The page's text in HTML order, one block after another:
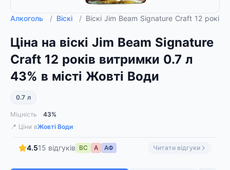
Алкоголь / Віскі / Віскі Jim Beam Signature Craft 12
Ціна на віскі Jim Beam Signature
Craft 12 років витримки 0.7 л
43% в місті Жовті Води
0.7 л
Міцність
43%
📍 Ціни вЖовті Води
4.515 відгуків ВС А АФ Читати відгуки